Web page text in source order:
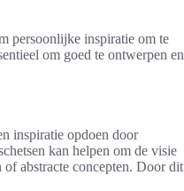
persoonlijke inspiratie om te
om goed te ontwerpen en
inspiratie opdoen door
kan helpen om de visie
of abstracte concepten. Door dit